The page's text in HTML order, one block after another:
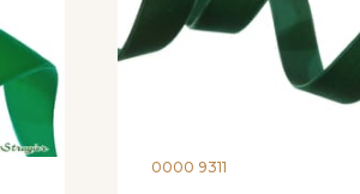
0000 9311